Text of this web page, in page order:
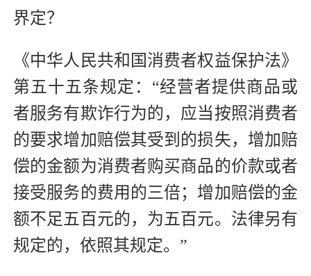
界定？
《中华人民共和国消费者权益保护法》
第五十五条规定：“经营者提供商品或
者服务有欺诈行为的，应当按照消费者
的要求增加赔偿其受到的损失，增加赔
偿的金额为消费者购买商品的价款或者
接受服务的费用的三倍；增加赔偿的金
额不足五百元的，为五百元。法律另有
规定的，依照其规定。”